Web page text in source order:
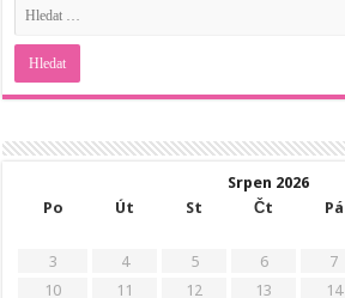
Srpen 2026
Po
Út St Čt Pá
3
4 5 6 7
10
11 12 13 14